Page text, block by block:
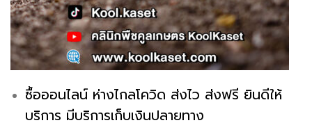
ซื้อออนไลน์ ห่างไกลโควิด ส่งไว ส่งฟรี ยินดีให้
บริการ มีบริการเก็บเงินปลายทาง